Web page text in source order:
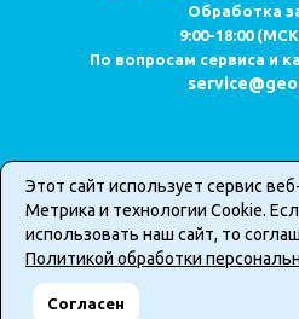
Обработка
9:00-18:00
По вопросам сервиса и
Карта сайта
Публичная оферта о продаже
Политика обработки
2026 © Все права защищены.
законом об авторских правах.
Этот сайт использует сервис
Метрика и технологии Cookie.
использовать наш сайт, то
Политикой обработки
Согласен